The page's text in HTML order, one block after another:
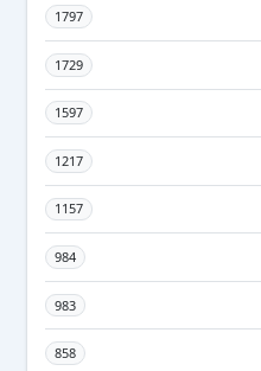
1797
1729
1597
1217
1157
984
983
858